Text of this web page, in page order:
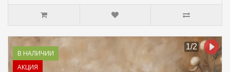
В НАЛИЧИИ
АКЦИЯ